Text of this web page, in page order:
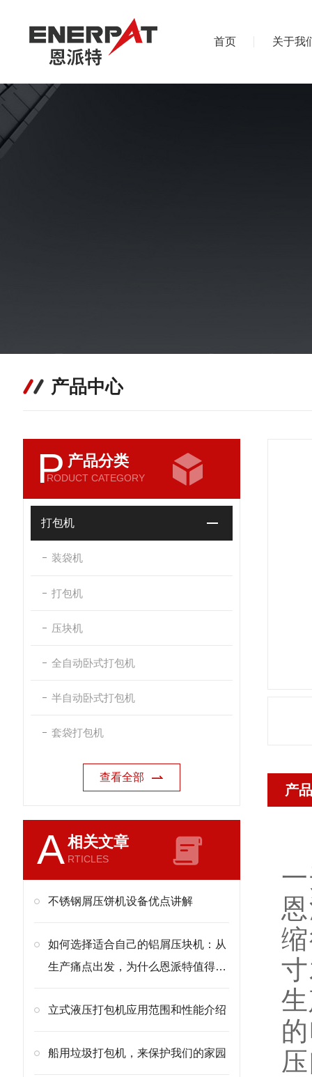
首页 关于我
产品中心
P 产品分类
RODUCT CATEGORY
打包机
装袋机
打包机
压块机
全自动卧式打包机
半自动卧式打包机
套袋打包机
查看全部
A相关文章
RTICLES
不锈钢屑压饼机设备优点讲解
如何选择适合自己的铝屑压块机：从
生产痛点出发，为什么恩派特值得优
立式液压打包机应用范围和性能介绍
船用垃圾打包机，来保护我们的家园
产